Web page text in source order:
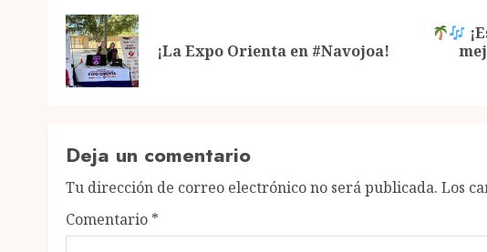
navigation
Previous
¡La Expo Orienta en #Navojoa!
Next
Deja un comentario
Tu dirección de correo electrónico no será publicada. Los
Comentario *